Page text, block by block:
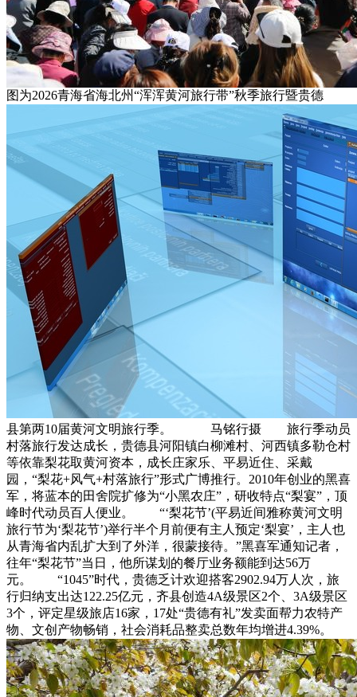
图为2026青海省海北州“浑浑黄河旅行带”秋季旅行暨贵德
县第两10届黄河文明旅行季。 马铭行摄 旅行季动员
村落旅行发达成长，贵德县河阳镇白柳滩村、河西镇多勒仓村
等依靠梨花取黄河资本，成长庄家乐、平易近住、采戴
园，“梨花+风气+村落旅行”形式广博推行。2010年创业的黑喜
军，将蓝本的田舍院扩修为“小黑农庄”，研收特点“梨宴”，顶
峰时代动员百人便业。 “‘梨花节’(平易近间雅称黄河文明
旅行节为‘梨花节’)举行半个月前便有主人预定‘梨宴’，主人也
从青海省内乱扩大到了外洋，很蒙接待。”黑喜军通知记者，
往年“梨花节”当日，他所谋划的餐厅业务额能到达56万
元。 “1045”时代，贵德乏计欢迎搭客2902.94万人次，旅
行归纳支出达122.25亿元，齐县创造4A级景区2个、3A级景区
3个，评定星级旅店16家，17处“贵德有礼”发卖面帮力农特产
物、文创产物畅销，社会消耗品整卖总数年均增进4.39%。